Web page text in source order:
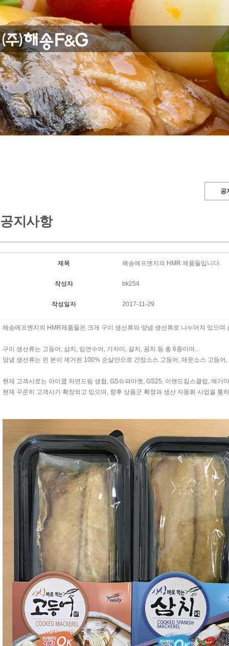
공
공지사항
제목 해송에프엔지의 HMR 제품들입니다.
작성자 bk254
작성일자 2017-11-29
해송에프엔지의 HMR제품들은 크게 구이 생선류와 양념 생선류로 나누어져 있으며
구이 생선류는 고등어, 삼치, 임연수어, 가자미, 갈치, 꽁치 등 총 6종이며...
양념 생선류는 핀 본이 제거된 100% 순살만으로 간장소스 고등어, 매운소스 고등
현재 고객사로는 아이쿱 자연드림 생협, GS슈퍼마켓, GS25, 이랜드킴스클럽, 메가
현재 꾸준히 고객사가 확장되고 있으며, 향후 상품군 확장과 생산 자동화 사업을